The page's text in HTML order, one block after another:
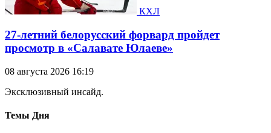
КХЛ
27-летний белорусский форвард пройдет
просмотр в «Салавате Юлаеве»
08 августа 2026 16:19
Эксклюзивный инсайд.
Темы Дня